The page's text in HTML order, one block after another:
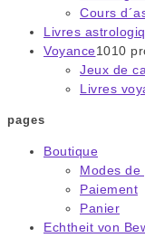
Cours
Livres
Voyance1010
Jeux de
Livres
pages
Boutique
Modes de
Paiement
Panier
Echtheit von